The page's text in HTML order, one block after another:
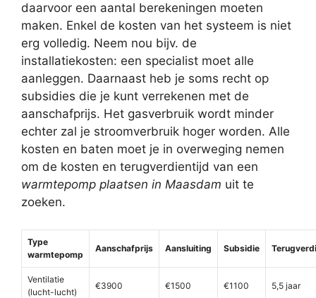
daarvoor een aantal berekeningen moeten
maken. Enkel de kosten van het systeem is niet
erg volledig. Neem nou bijv. de
installatiekosten: een specialist moet alle
aanleggen. Daarnaast heb je soms recht op
subsidies die je kunt verrekenen met de
aanschafprijs. Het gasverbruik wordt minder
echter zal je stroomverbruik hoger worden. Alle
kosten en baten moet je in overweging nemen
om de kosten en terugverdientijd van een
warmtepomp plaatsen in Maasdam uit te
zoeken.
Type
warmtepomp
Aanschafprijs Aansluiting Subsidie
Ventilatie
(lucht-lucht)
€3900 €1500 €1100 5,5 jaar